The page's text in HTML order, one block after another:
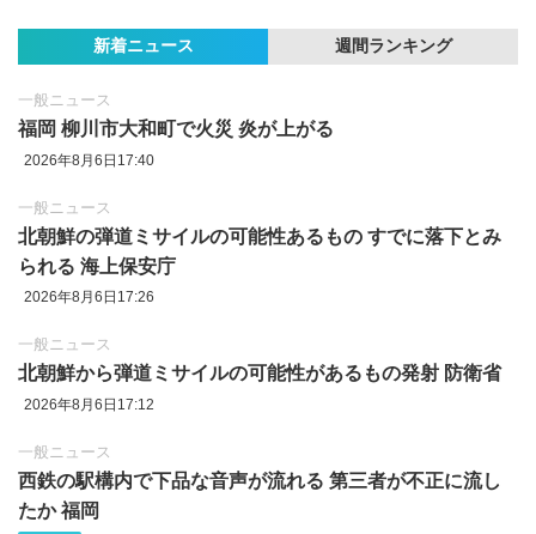
新着ニュース 週間ランキング
一般ニュース
福岡 柳川市大和町で火災 炎が上がる
2026年8月6日17:40
一般ニュース
北朝鮮の弾道ミサイルの可能性あるもの すでに落下とみ
られる 海上保安庁
2026年8月6日17:26
一般ニュース
北朝鮮から弾道ミサイルの可能性があるもの発射 防衛省
2026年8月6日17:12
一般ニュース
西鉄の駅構内で下品な音声が流れる 第三者が不正に流し
たか 福岡